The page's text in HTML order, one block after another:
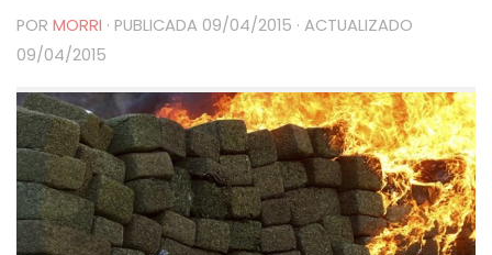
POR MORRI · PUBLICADA 09/04/2015 · ACTUALIZADO
09/04/2015